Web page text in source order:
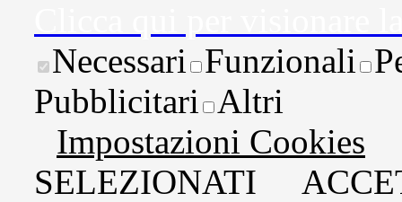
Necessari Funzionali
Pubblicitari Altri
Impostazioni Cookies
SELEZIONATI